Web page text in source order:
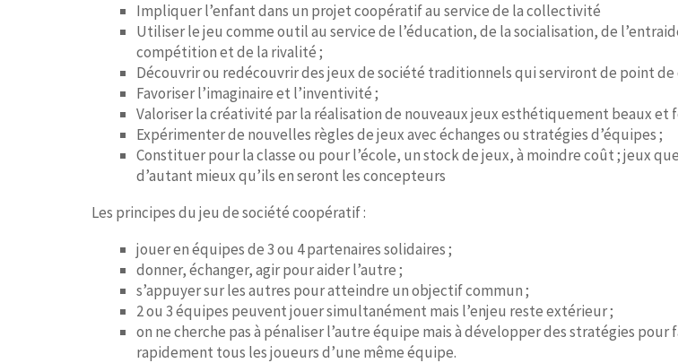
Impliquer l’enfant dans un projet coopératif au service de la collectivité
Utiliser le jeu comme outil au service de l’éducation, de la socialisation, de
compétition et de la rivalité ;
Découvrir ou redécouvrir des jeux de société traditionnels qui serviront de point de
Favoriser l’imaginaire et l’inventivité ;
Valoriser la créativité par la réalisation de nouveaux jeux esthétiquement beaux et
Expérimenter de nouvelles règles de jeux avec échanges ou stratégies d’équipes ;
Constituer pour la classe ou pour l’école, un stock de jeux, à moindre coût ; jeux
d’autant mieux qu’ils en seront les concepteurs
Les principes du jeu de société coopératif :
jouer en équipes de 3 ou 4 partenaires solidaires ;
donner, échanger, agir pour aider l’autre ;
s’appuyer sur les autres pour atteindre un objectif commun ;
2 ou 3 équipes peuvent jouer simultanément mais l’enjeu reste extérieur ;
on ne cherche pas à pénaliser l’autre équipe mais à développer des stratégies pour
rapidement tous les joueurs d’une même équipe.